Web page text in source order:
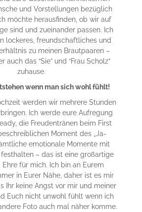
und Vorstellungen bezüglich
möchte herausfinden, ob wir auf
sind und zueinander passen. Ich
lockeres, freundschaftliches und
zu meinen Brautpaaren –
auch das “Sie” und “Frau Scholz”
zuhause.
wenn man sich wohl fühlt!
werden wir mehrere Stunden
Ich werde eure Aufregung
die Freudentränen beim First
Moment des „Ja-
emotionale Momente mit
– das ist eine großartige
für mich. Ich bin an Eurem
in Eurer Nähe, daher ist es mir
Ihr keine Angst vor mir und meiner
Euch nicht unwohl fühlt wenn ich
Foto auch mal näher komme.